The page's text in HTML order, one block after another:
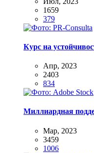
1659
379
Курс на
Апр, 2023
2403
834
Миллиардная
Мар, 2023
3459
1006